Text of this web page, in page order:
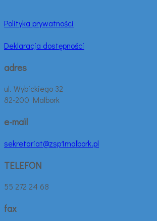
Polityka prywatności
Deklaracja dostępności
adres
ul. Wybickiego 32
82-200 Malbork
e-mail
sekretariat@zsp1malbork.pl
TELEFON
55 272 24 68
fax